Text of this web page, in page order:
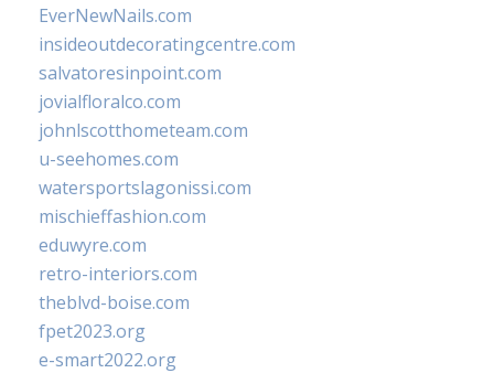
EverNewNails.com
insideoutdecoratingcentre.com
salvatoresinpoint.com
jovialfloralco.com
johnlscotthometeam.com
u-seehomes.com
watersportslagonissi.com
mischieffashion.com
eduwyre.com
retro-interiors.com
theblvd-boise.com
fpet2023.org
e-smart2022.org